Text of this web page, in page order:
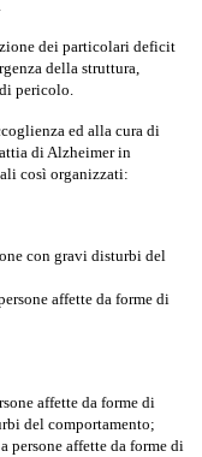
dei particolari deficit
della struttura,
pericolo.
ed alla cura di
di Alzheimer in
così organizzati:
con gravi disturbi del
affette da forme di
affette da forme di
del comportamento;
persone affette da forme di